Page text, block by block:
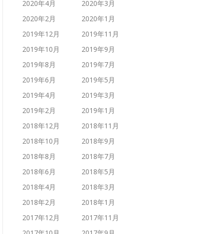
2020年4月
2020年3月
2020年2月
2020年1月
2019年12月
2019年11月
2019年10月
2019年9月
2019年8月
2019年7月
2019年6月
2019年5月
2019年4月
2019年3月
2019年2月
2019年1月
2018年12月
2018年11月
2018年10月
2018年9月
2018年8月
2018年7月
2018年6月
2018年5月
2018年4月
2018年3月
2018年2月
2018年1月
2017年12月
2017年11月